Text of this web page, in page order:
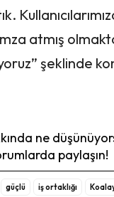
atmış
şeklinde
ne
paylaşın!
güçlü iş ortaklığı